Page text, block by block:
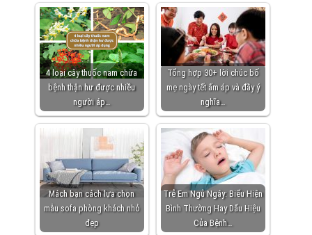
4 loại cây thuốc nam chữa
bệnh thận hư được nhiều
người áp…
Tổng hợp 30+ lời chúc bố
mẹ ngày tết ấm áp và đầy ý
nghĩa…
Mách bạn cách lựa chọn
mẫu sofa phòng khách nhỏ
đẹp
Trẻ Em Ngủ Ngáy: Biểu Hiện
Bình Thường Hay Dấu Hiệu
Của Bệnh…